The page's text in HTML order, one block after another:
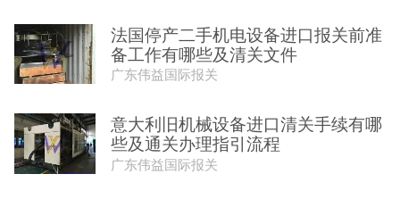
法国停产二手机电设备进口报关前准
备工作有哪些及清关文件
广东伟益国际报关
意大利旧机械设备进口清关手续有哪
些及通关办理指引流程
广东伟益国际报关